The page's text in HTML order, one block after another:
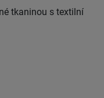
tkaninou s textilní